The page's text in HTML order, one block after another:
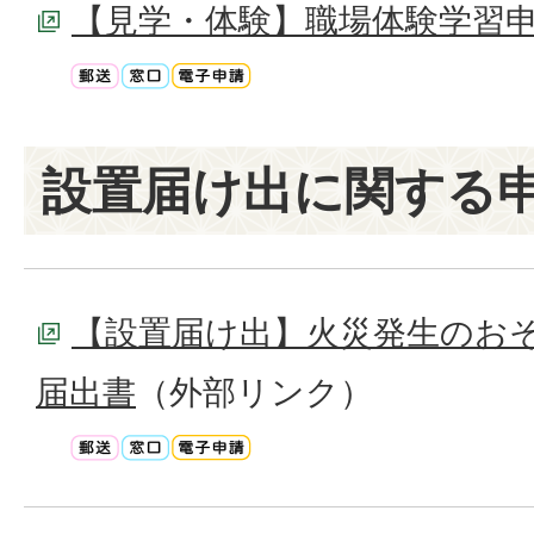
【見学・体験】職場体験学習
設置届け出に関する
【設置届け出】火災発生のお
届出書 （外部リンク）